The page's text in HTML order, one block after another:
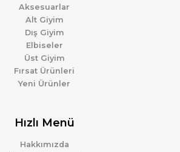
Aksesuarlar
Alt Giyim
Dış Giyim
Elbiseler
Üst Giyim
Fırsat Ürünleri
Yeni Ürünler
Hızlı Menü
Hakkımızda